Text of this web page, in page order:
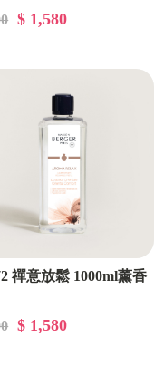
$ 1,580
禪意放鬆 1000ml薰香
$ 1,580